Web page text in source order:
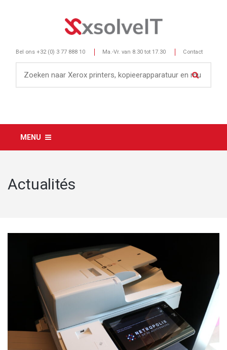
Bel ons +32 (0) 3 77 888 10 Ma.-Vr. van 8.30 tot 17.30 Contact
MENU
Actualités